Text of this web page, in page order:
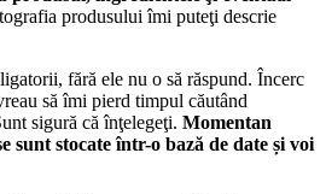
produsului îmi puteţi descrie
fără ele nu o să răspund. Încerc
să îmi pierd timpul căutând
sigură că înţelegeţi. Momentan
sunt stocate într-o bază de date și voi